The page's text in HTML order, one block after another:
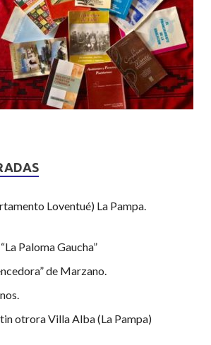
Loventué) La Pampa.
Paloma Gaucha”
de Marzano.
otrora Villa Alba (La Pampa)